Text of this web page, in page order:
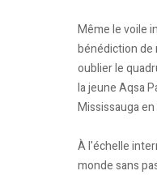
Même le voile
bénédiction de
oublier le
la jeune Aqsa
Mississauga
À l'échelle
monde sans